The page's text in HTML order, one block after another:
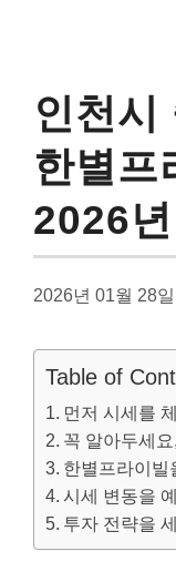
인천시
한별프
2026
2026년 01월 28일
Table of
먼저 시세를
꼭 알아두세
한별프라이빌
시세 변동을
투자 전략을